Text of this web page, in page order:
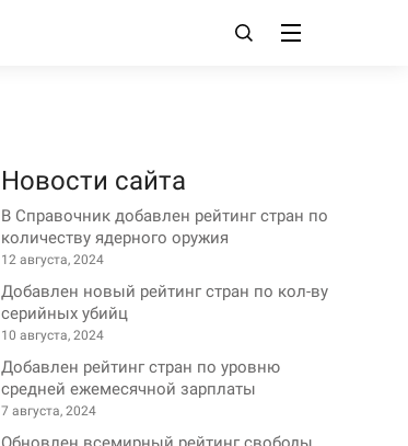
Новости сайта
В Справочник добавлен рейтинг стран по
количеству ядерного оружия
12 августа, 2024
Добавлен новый рейтинг стран по кол-ву
серийных убийц
10 августа, 2024
Добавлен рейтинг стран по уровню
средней ежемесячной зарплаты
7 августа, 2024